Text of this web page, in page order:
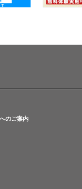
のご案内